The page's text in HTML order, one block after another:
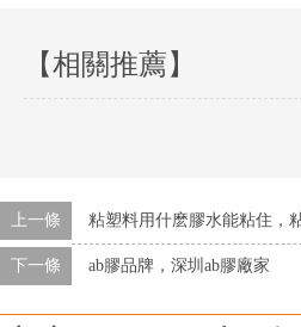
【相關推薦】
上一條 粘塑料用什麽膠水能粘住，
下一條 ab膠品牌，深圳ab膠廠家